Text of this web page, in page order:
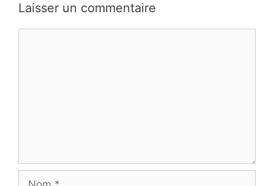
Laisser un commentaire